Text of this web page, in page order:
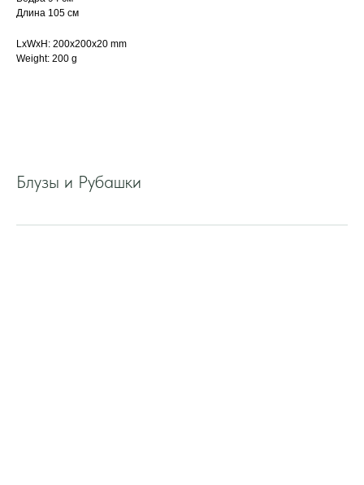
Длина 105 см
LxWxH: 200x200x20 mm
Weight: 200 g
Блузы и Рубашки